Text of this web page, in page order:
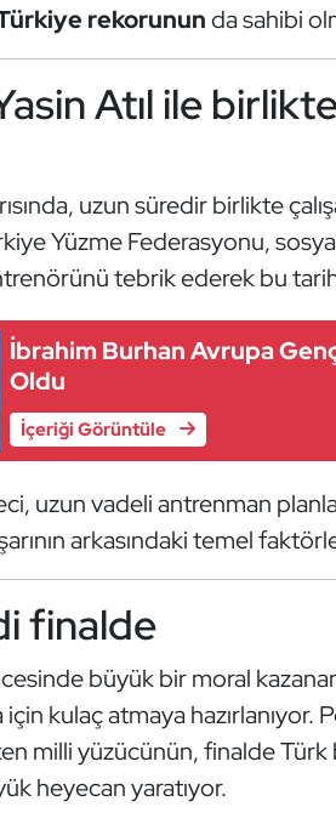
rekorununda sahibi
Atıl ile
uzun süredir birlikte
Yüzme Federasyonu,
tebrik ederek bu tarihi
İbrahim Burhan Avrupa
Oldu
İçeriği Görüntüle
uzun vadeli antrenman
arkasındaki temel
finalde
büyük bir moral
kulaç atmaya hazırlanıyor.
milli yüzücünün, finalde Türk
heyecan yaratıyor.